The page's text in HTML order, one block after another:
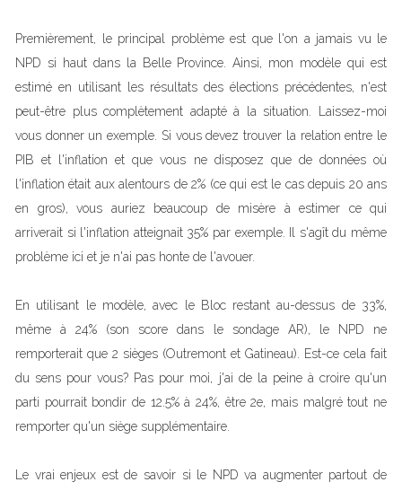
Premièrement, le principal problème est que l'on a jamais vu le
NPD si haut dans la Belle Province. Ainsi, mon modèle qui est
estimé en utilisant les résultats des élections précédentes, n'est
peut-être plus complètement adapté à la situation. Laissez-moi
vous donner un exemple. Si vous devez trouver la relation entre le
PIB et l'inflation et que vous ne disposez que de données où
l'inflation était aux alentours de 2% (ce qui est le cas depuis 20 ans
en gros), vous auriez beaucoup de misère à estimer ce qui
arriverait si l'inflation atteignait 35% par exemple. Il s'agît du même
problème ici et je n'ai pas honte de l'avouer.
En utilisant le modèle, avec le Bloc restant au-dessus de 33%,
même à 24% (son score dans le sondage AR), le NPD ne
remporterait que 2 sièges (Outremont et Gatineau). Est-ce cela fait
du sens pour vous? Pas pour moi, j'ai de la peine à croire qu'un
parti pourrait bondir de 12.5% à 24%, être 2e, mais malgré tout ne
remporter qu'un siège supplémentaire.
Le vrai enjeux est de savoir si le NPD va augmenter partout de